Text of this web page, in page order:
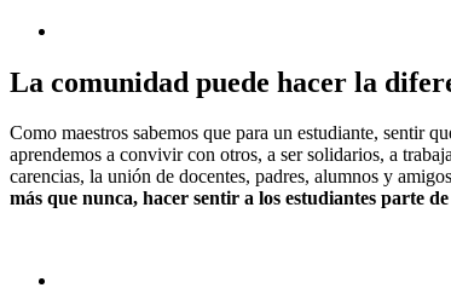
La comunidad puede hacer la
Como maestros sabemos que para un estudiante, sentir
aprendemos a convivir con otros, a ser solidarios, a
carencias, la unión de docentes, padres, alumnos y
más que nunca, hacer sentir a los estudiantes parte